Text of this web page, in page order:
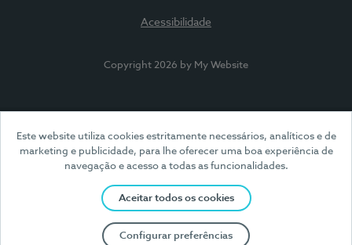
Este website utiliza cookies estritamente necessários, analíticos e de
marketing e publicidade, para lhe oferecer uma boa experiência de
navegação e acesso a todas as funcionalidades.
Aceitar todos os cookies
Configurar preferências
Acessibilidade
Copyright 2026 by My Website